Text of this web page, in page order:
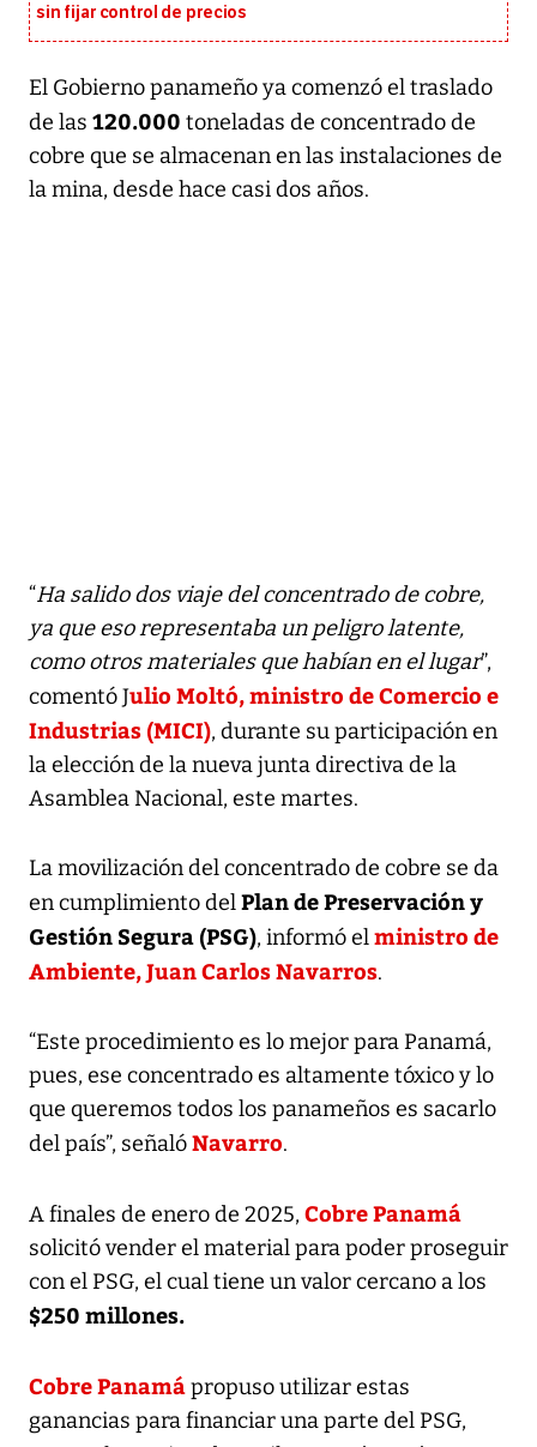
sin fijar control de precios
El Gobierno panameño ya comenzó el traslado
de las 120.000 toneladas de concentrado de
cobre que se almacenan en las instalaciones de
la mina, desde hace casi dos años.
“Ha salido dos viaje del concentrado de cobre,
ya que eso representaba un peligro latente,
como otros materiales que habían en el lugar”,
comentó Julio Moltó, ministro de Comercio e
Industrias (MICI), durante su participación en
la elección de la nueva junta directiva de la
Asamblea Nacional, este martes.
La movilización del concentrado de cobre se da
en cumplimiento delPlan de Preservación y
Gestión Segura (PSG), informó elministro de
Ambiente, Juan Carlos Navarros.
“Este procedimiento es lo mejor para Panamá,
pues, ese concentrado es altamente tóxico y lo
que queremos todos los panameños es sacarlo
del país”, señalóNavarro.
A finales de enero de 2025, Cobre Panamá
solicitó vender el material para poder proseguir
con el PSG, el cual tiene un valor cercano a los
$250 millones.
Cobre Panamápropuso utilizar estas
ganancias para financiar una parte del PSG,